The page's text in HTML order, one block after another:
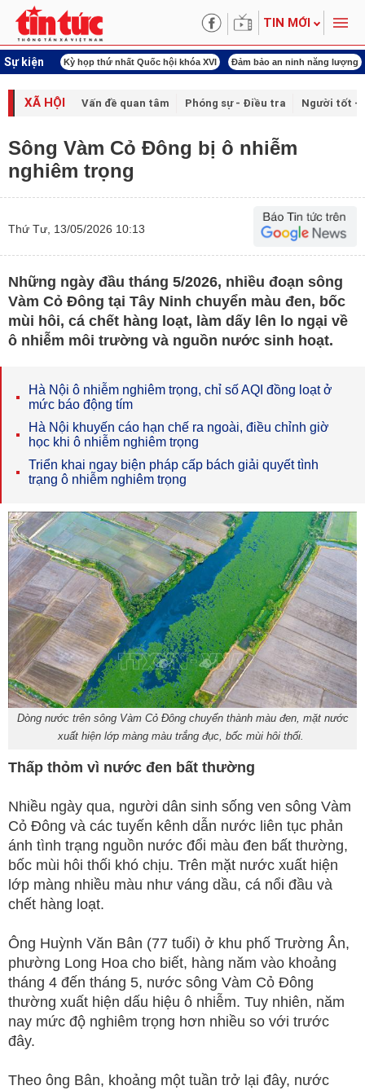
TIN MỚI
Sự kiện
Cup 2026 Kỳ họp thứ nhất Quốc hội khóa XVI Đảm bảo an ninh năng lượng
XÃ HỘI Vấn đề quan tâm Phóng sự - Điều tra Người tốt -
Sông Vàm Cỏ Đông bị ô nhiễm
nghiêm trọng
Thứ Tư, 13/05/2026 10:13
Những ngày đầu tháng 5/2026, nhiều đoạn sông
Vàm Cỏ Đông tại Tây Ninh chuyển màu đen, bốc
mùi hôi, cá chết hàng loạt, làm dấy lên lo ngại về
ô nhiễm môi trường và nguồn nước sinh hoạt.
Hà Nội ô nhiễm nghiêm trọng, chỉ số AQI đồng loạt ở
mức báo động tím
Hà Nội khuyến cáo hạn chế ra ngoài, điều chỉnh giờ
học khi ô nhiễm nghiêm trọng
Triển khai ngay biện pháp cấp bách giải quyết tình
trạng ô nhiễm nghiêm trọng
Dòng nước trên sông Vàm Cỏ Đông chuyển thành màu đen, mặt nước
xuất hiện lớp màng màu trắng đục, bốc mùi hôi thối.
Thấp thỏm vì nước đen bất thường
Nhiều ngày qua, người dân sinh sống ven sông Vàm
Cỏ Đông và các tuyến kênh dẫn nước liên tục phản
ánh tình trạng nguồn nước đổi màu đen bất thường,
bốc mùi hôi thối khó chịu. Trên mặt nước xuất hiện
lớp màng nhiều màu như váng dầu, cá nổi đầu và
chết hàng loạt.
Ông Huỳnh Văn Bân (77 tuổi) ở khu phố Trường Ân,
phường Long Hoa cho biết, hàng năm vào khoảng
tháng 4 đến tháng 5, nước sông Vàm Cỏ Đông
thường xuất hiện dấu hiệu ô nhiễm. Tuy nhiên, năm
nay mức độ nghiêm trọng hơn nhiều so với trước
đây.
Theo ông Bân, khoảng một tuần trở lại đây, nước